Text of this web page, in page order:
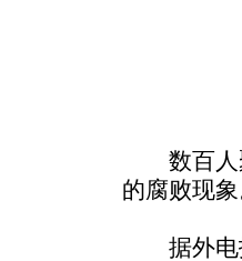
数百人聚
的腐败现象
据外电报